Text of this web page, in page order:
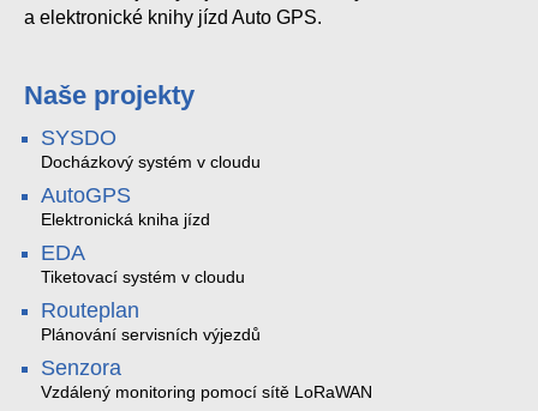
a elektronické knihy jízd Auto GPS.
Naše projekty
SYSDO
Docházkový systém v cloudu
AutoGPS
Elektronická kniha jízd
EDA
Tiketovací systém v cloudu
Routeplan
Plánování servisních výjezdů
Senzora
Vzdálený monitoring pomocí sítě LoRaWAN